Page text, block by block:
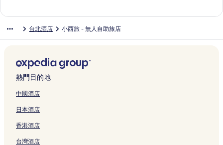
T
p
e
i
Z
o
g
x
頁
面
頁
面
n
h
o
u
頁
n
u
a
頁
面
s
l
頁
面
F
s
a
T
a
p
i
X
i
t
s
u
H
t
l
T
面
n
i
p
e
i
i
e
n
o
l
-
F
u
i
n
頁
d
w
n
R
i
h
r
d
e
t
e
l
頁
V
w
R
e
s
r
B
e
m
o
t
e
l
i
e
n
e
i
c
e
A
a
t
m
c
a
c
k
e
s
n
n
e
h
a
n
g
H
t
e
啟
H
O
T
E
L
面
開
啟
s
t
e
r
S
a
r
台北酒店 小西旅 - 無人自助旅店
熱門目的地
中國酒店
日本酒店
香港酒店
台灣酒店